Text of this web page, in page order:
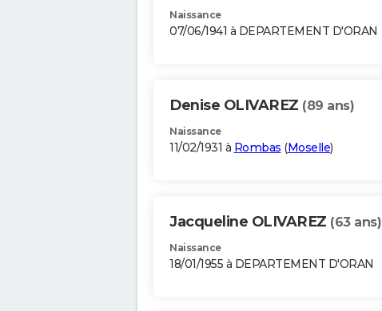
Naissance
07/06/1941 à DEPARTEMENT D'ORAN
Denise OLIVAREZ (89 ans)
Naissance
11/02/1931 à Rombas (Moselle)
Jacqueline OLIVAREZ (63 ans)
Naissance
18/01/1955 à DEPARTEMENT D'ORAN